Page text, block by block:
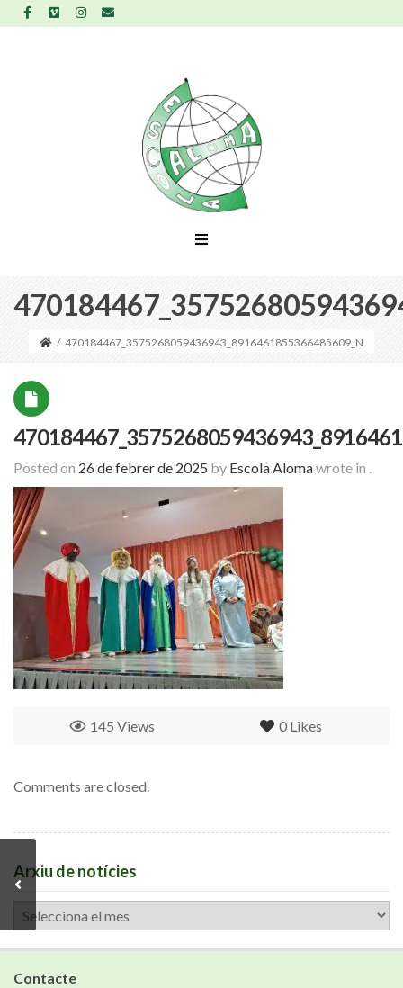
/ 470184467_3575268059436943_8916461855366485609_N
Posted on 26 de febrer de 2025 by Escola Alomawrote in .
0 Likes
145 Views
Comments are closed.
Arxiu de notícies
Arxiu
de
notícies
Contacte